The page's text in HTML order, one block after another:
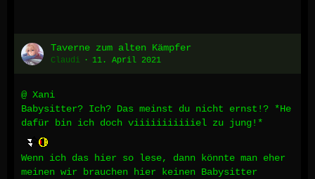
Taverne zum alten Kämpfer
Claudi 11. April 2021
@ Xani
Babysitter? Ich? Das meinst du nicht ernst!? *He
dafür bin ich doch viiiiiiiiiiiel zu jung!*
Wenn ich das hier so lese, dann könnte man eher
meinen wir brauchen hier keinen Babysitter